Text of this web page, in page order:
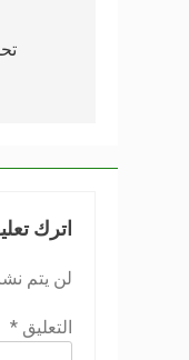
اترك
لن يتم
التعليق *